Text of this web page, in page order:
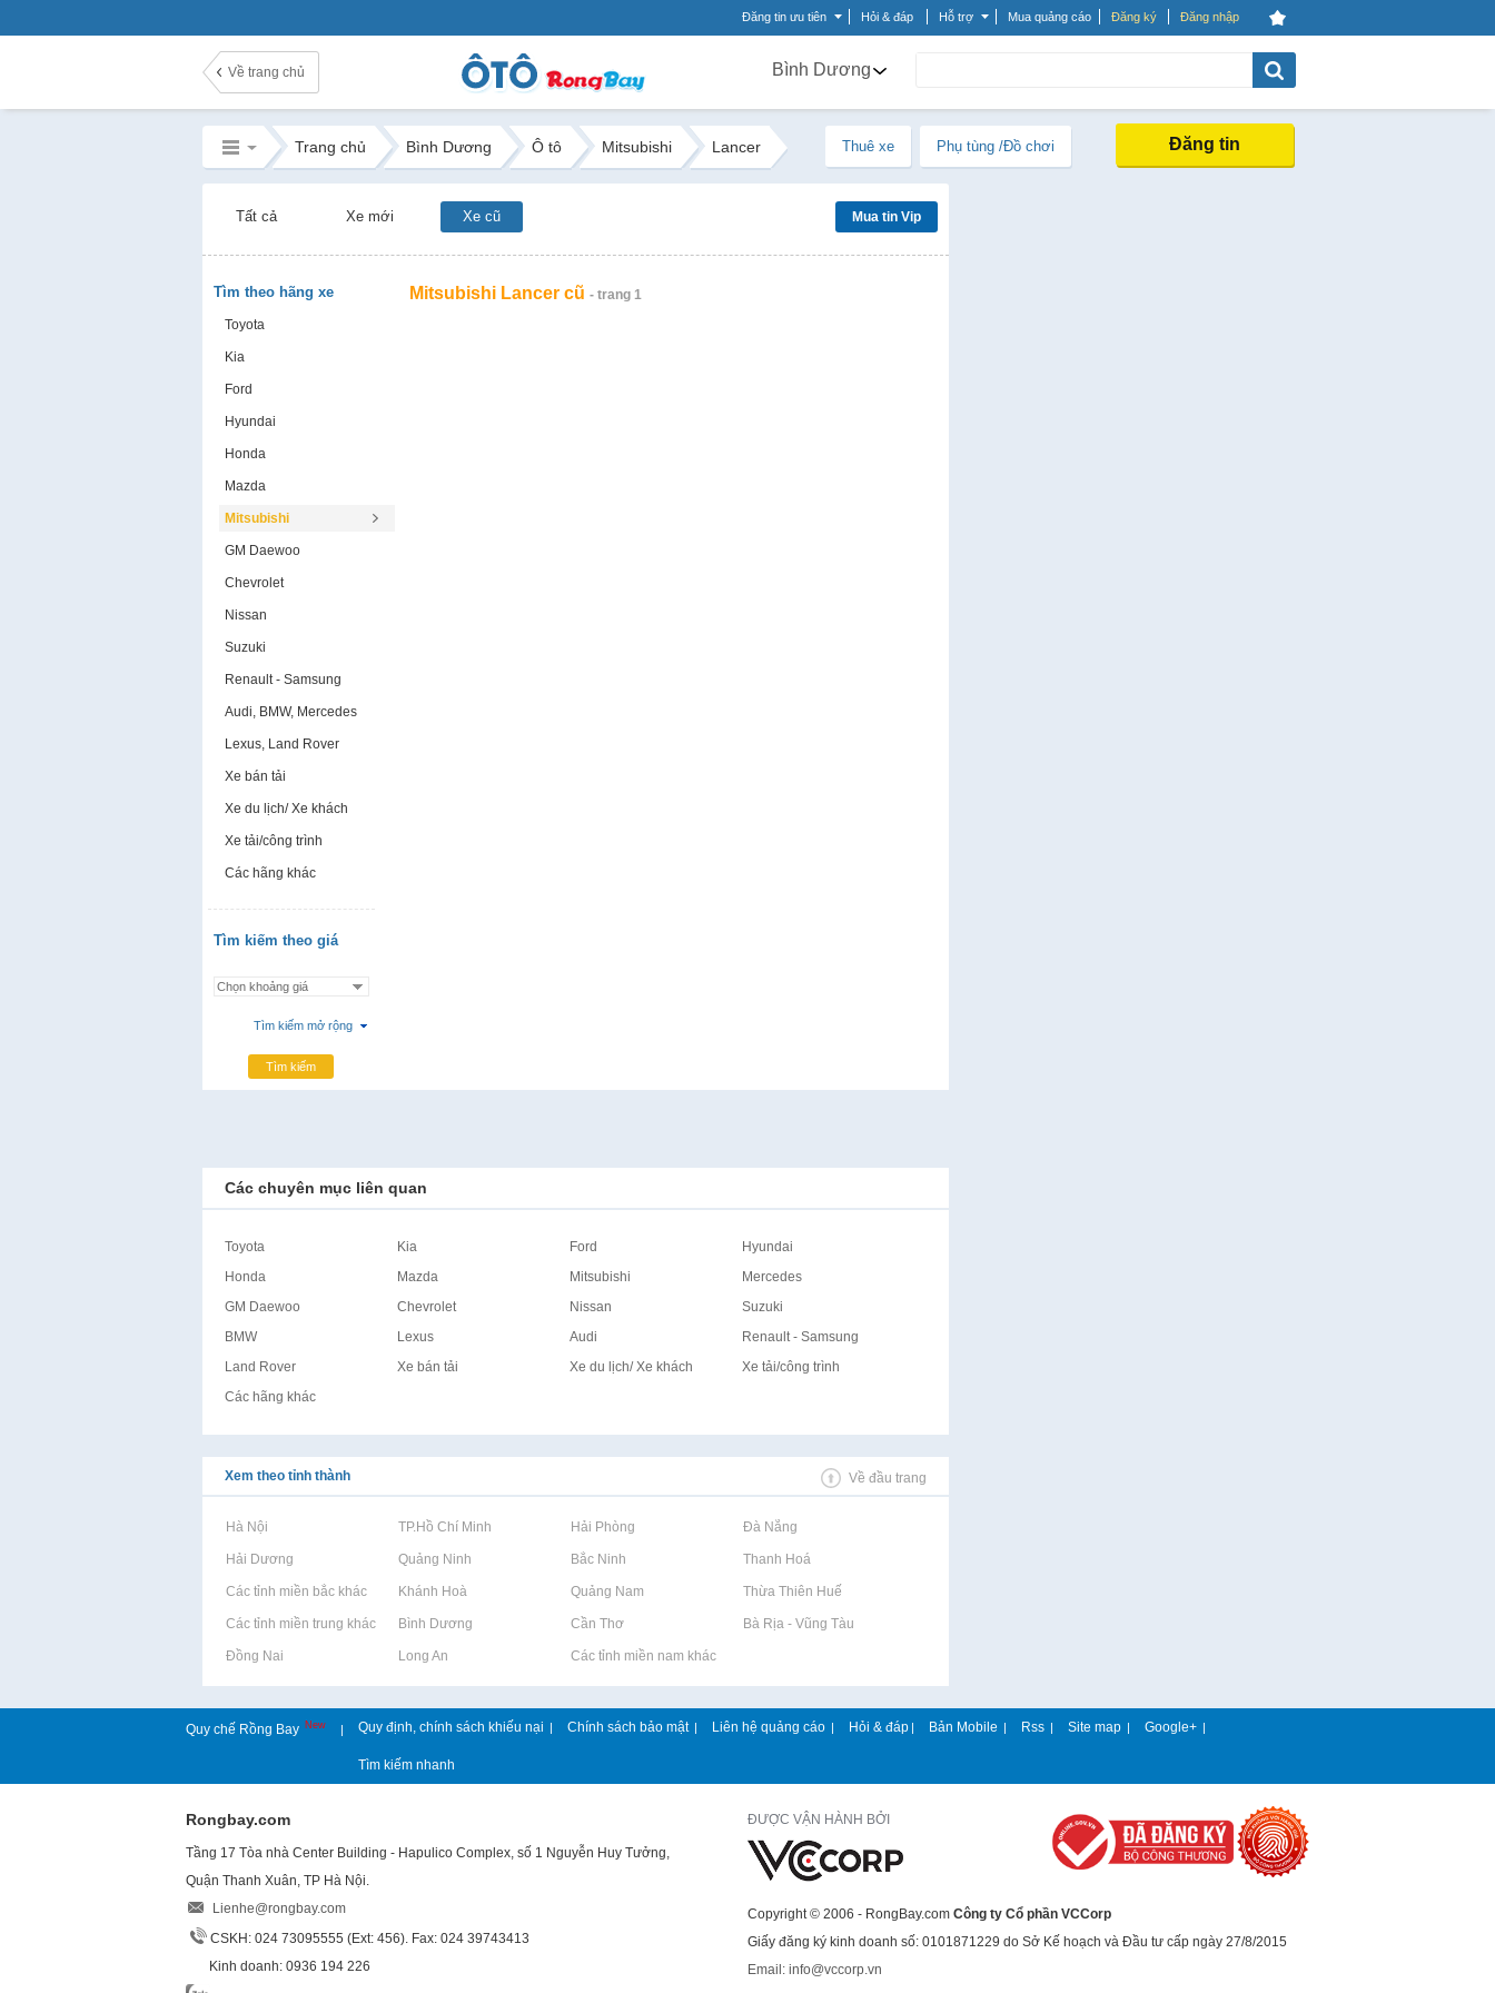
Đăng tin ưu tiên Hỏi & đáp Hỗ trợ Mua quảng cáo Đăng ký Đăng nhập
Về trang chủ Bình Dương
Trang chủ Bình Dương Ô tô Mitsubishi Lancer Thuê xe Phụ tùng /Đồ chơi Đăng tin
Tất cả Xe mới Xe cũ Mua tin Vip
Tìm theo hãng xe
Toyota
Kia
Ford
Hyundai
Honda
Mazda
Mitsubishi
GM Daewoo
Chevrolet
Nissan
Suzuki
Renault - Samsung
Audi, BMW, Mercedes
Lexus, Land Rover
Xe bán tải
Xe du lịch/ Xe khách
Xe tải/công trình
Các hãng khác
Tìm kiếm theo giá
Tìm kiếm mở rộng
Tìm kiếm
Mitsubishi Lancer cũ - trang 1
Các chuyên mục liên quan
Toyota Kia Ford
Hyundai
Honda
Mazda Mitsubishi
Mercedes
GM Daewoo
Chevrolet Nissan
Suzuki
BMW
Lexus Audi
Renault - Samsung
Land Rover
Xe bán tải Xe du lịch/ Xe khách
Xe tải/công trình
Các hãng khác
Xem theo tỉnh thành Về đầu trang
Rao vặt tại Hà Nội Rao vặt tại TP.Hồ Chí Minh Rao vặt tại Hải Phòng Rao vặt tại Đà Nẵng
Rao vặt tại Hải Dương Rao vặt tại Quảng Ninh Rao vặt tại Bắc Ninh Rao vặt tại Thanh Hoá
Rao vặt tại Các tỉnh miền bắc khácRao vặt tại Khánh Hoà Rao vặt tại Quảng Nam Rao vặt tại Thừa Thiên Huế
Rao vặt tại Các tỉnh miền trung khácRao vặt tại Bình Dương Rao vặt tại Cần Thơ Rao vặt tại Bà Rịa - Vũng Tàu
Rao vặt tại Đồng Nai Rao vặt tại Long An Rao vặt tại Các tỉnh miền nam khác
Quy chế Rồng Bay New | Quy định, chính sách khiếu nại | Chính sách bảo mật | Liên hệ quảng cáo | Hỏi & đáp | Bản Mobile | Rss | Site map | Google+ |
Tìm kiếm nhanh
Rongbay.com
Tầng 17 Tòa nhà Center Building - Hapulico Complex, số 1 Nguyễn Huy Tưởng,
Quận Thanh Xuân, TP Hà Nội.
Lienhe@rongbay.com
CSKH: 024 73095555 (Ext: 456). Fax: 024 39743413
Kinh doanh: 0936 194 226
ĐƯỢC VẬN HÀNH BỞI
Copyright © 2006 - RongBay.com Công ty Cổ phần VCCorp
Giấy đăng ký kinh doanh số: 0101871229 do Sở Kế hoạch và Đầu tư cấp ngày 27/8/2015
Email: info@vccorp.vn